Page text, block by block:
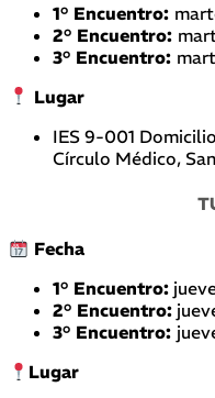
1° Encuentro:
2° Encuentro:
3° Encuentro:
Lugar
IES 9-001
Círculo Médico,
Fecha
1° Encuentro:
2° Encuentro:
3° Encuentro:
Lugar